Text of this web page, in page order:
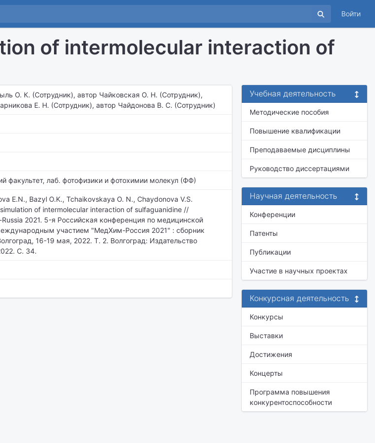
Войти
of intermolecular interaction of
О. К. (Сотрудник), автор Чайковская О. Н. (Сотрудник),
Е. Н. (Сотрудник), автор Чайдонова В. С. (Сотрудник)
факультет, лаб. фотофизики и фотохимии молекул (ФФ)
E.N., Bazyl O.K., Tchaikovskaya O. N., Chaydonova V.S.
of intermolecular interaction of sulfaguanidine //
Russia 2021. 5-я Российская конференция по медицинской
участием "МедХим-Россия 2021" : сборник
16-19 мая, 2022. Т. 2. Волгоград: Издательство
С. 34.
Учебная деятельность
Методические пособия
Повышение квалификации
Преподаваемые дисциплины
Руководство диссертациями
Научная деятельность
Конференции
Патенты
Публикации
Участие в научных проектах
Конкурсная деятельность
Конкурсы
Выставки
Достижения
Концерты
Программа повышения
конкурентоспособности